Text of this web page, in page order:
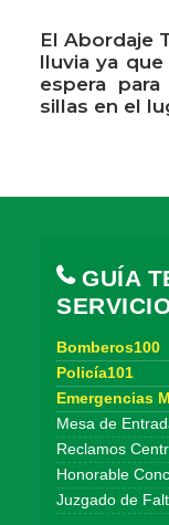
El Abordaje
lluvia ya
espera
sillas en el
GUÍA
Bomberos100
Policía101
Emergencias
Mesa de
Reclamos
Honorable
Juzgado de